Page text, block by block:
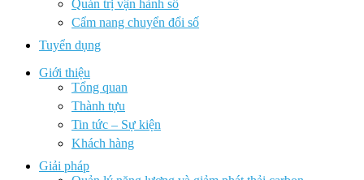
Quản trị vận hành số
Cẩm nang chuyển đổi số
Tuyển dụng
Giới thiệu
Tổng quan
Thành tựu
Tin tức – Sự kiện
Khách hàng
Giải pháp